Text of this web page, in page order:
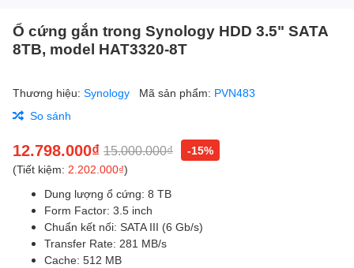
Ổ cứng gắn trong Synology HDD 3.5" SATA
8TB, model HAT3320-8T
Thương hiệu: Synology Mã sản phẩm: PVN483
So sánh
12.798.000₫ 15.000.000₫
-15%
(Tiết kiệm: 2.202.000₫)
Dung lượng ổ cứng: 8 TB
Form Factor: 3.5 inch
Chuẩn kết nối: SATA III (6 Gb/s)
Transfer Rate: 281 MB/s
Cache: 512 MB